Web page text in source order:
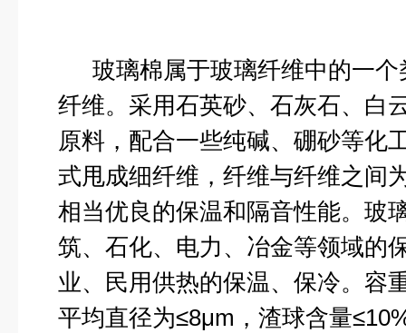
玻璃棉属于玻璃纤维中的一
纤维。采用石英砂、石灰石、白
原料，配合一些纯碱、硼砂等化
式甩成细纤维，纤维与纤维之间
相当优良的保温和隔音性能。玻
筑、石化、电力、冶金等领域的
业、民用供热的保温、保冷。容
平均直径为≤8μm ，渣球含量≤